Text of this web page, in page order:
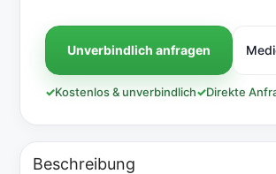
Unverbindlich anfragen
✓Kostenlos & unverbindlich✓Direkte
Beschreibung